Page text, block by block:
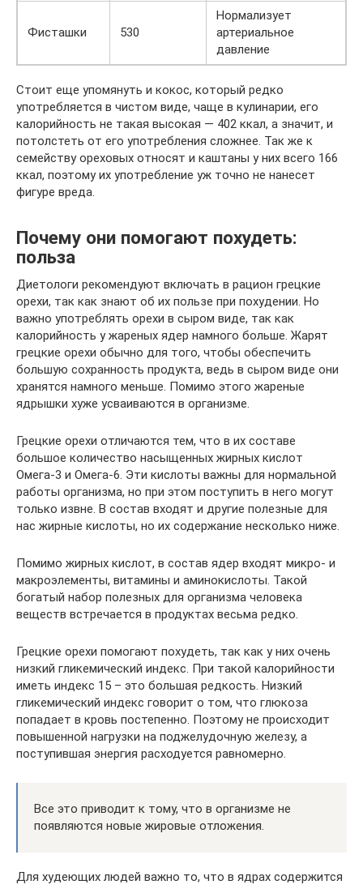
Фисташки 530
Нормализует
артериальное
давление
Стоит еще упомянуть и кокос, который редко
употребляется в чистом виде, чаще в кулинарии, его
калорийность не такая высокая — 402 ккал, а значит, и
потолстеть от его употребления сложнее. Так же к
семейству ореховых относят и каштаны у них всего 166
ккал, поэтому их употребление уж точно не нанесет
фигуре вреда.
Почему они помогают похудеть:
польза
Диетологи рекомендуют включать в рацион грецкие
орехи, так как знают об их пользе при похудении. Но
важно употреблять орехи в сыром виде, так как
калорийность у жареных ядер намного больше. Жарят
грецкие орехи обычно для того, чтобы обеспечить
большую сохранность продукта, ведь в сыром виде они
хранятся намного меньше. Помимо этого жареные
ядрышки хуже усваиваются в организме.
Грецкие орехи отличаются тем, что в их составе
большое количество насыщенных жирных кислот
Омега-3 и Омега-6. Эти кислоты важны для нормальной
работы организма, но при этом поступить в него могут
только извне. В состав входят и другие полезные для
нас жирные кислоты, но их содержание несколько ниже.
Помимо жирных кислот, в состав ядер входят микро- и
макроэлементы, витамины и аминокислоты. Такой
богатый набор полезных для организма человека
веществ встречается в продуктах весьма редко.
Грецкие орехи помогают похудеть, так как у них очень
низкий гликемический индекс. При такой калорийности
иметь индекс 15 – это большая редкость. Низкий
гликемический индекс говорит о том, что глюкоза
попадает в кровь постепенно. Поэтому не происходит
повышенной нагрузки на поджелудочную железу, а
поступившая энергия расходуется равномерно.
Все это приводит к тому, что в организме не
появляются новые жировые отложения.
Для худеющих людей важно то, что в ядрах содержится